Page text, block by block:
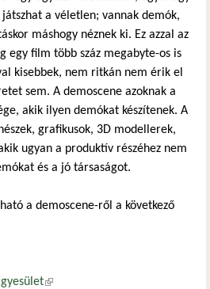
a véletlen; vannak demók,
máshogy néznek ki. Ez azzal az
egy film több száz megabyte-os is
kisebbek, nem ritkán nem érik el
sem. A demoscene azoknak a
akik ilyen demókat készítenek. A
grafikusok, 3D modellerek,
ugyan a produktív részéhez nem
és a jó társaságot.
a demoscene-ről a következő
hivatkozás)
(külső hivatkozás)